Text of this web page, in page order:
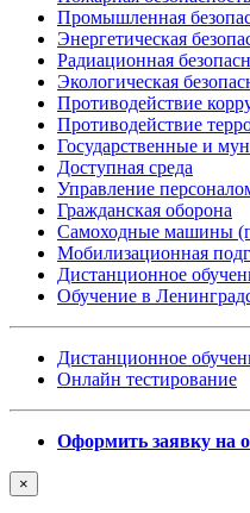
Промышленная
Энергетическая
Радиационная
Экологическая
Противодействие
Противодействие
Государственные и
Доступная среда
Управление
Гражданская оборона
Самоходные машины
Мобилизационная
Дистанционное
Обучение в
Дистанционное
Онлайн тестирование
Оформить заявку на
×